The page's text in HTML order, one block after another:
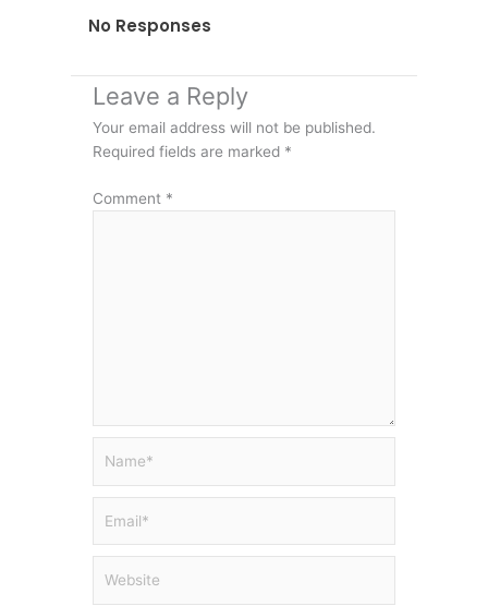
No Responses
Leave a Reply
Your email address will not be published.
Required fields are marked *
Comment *